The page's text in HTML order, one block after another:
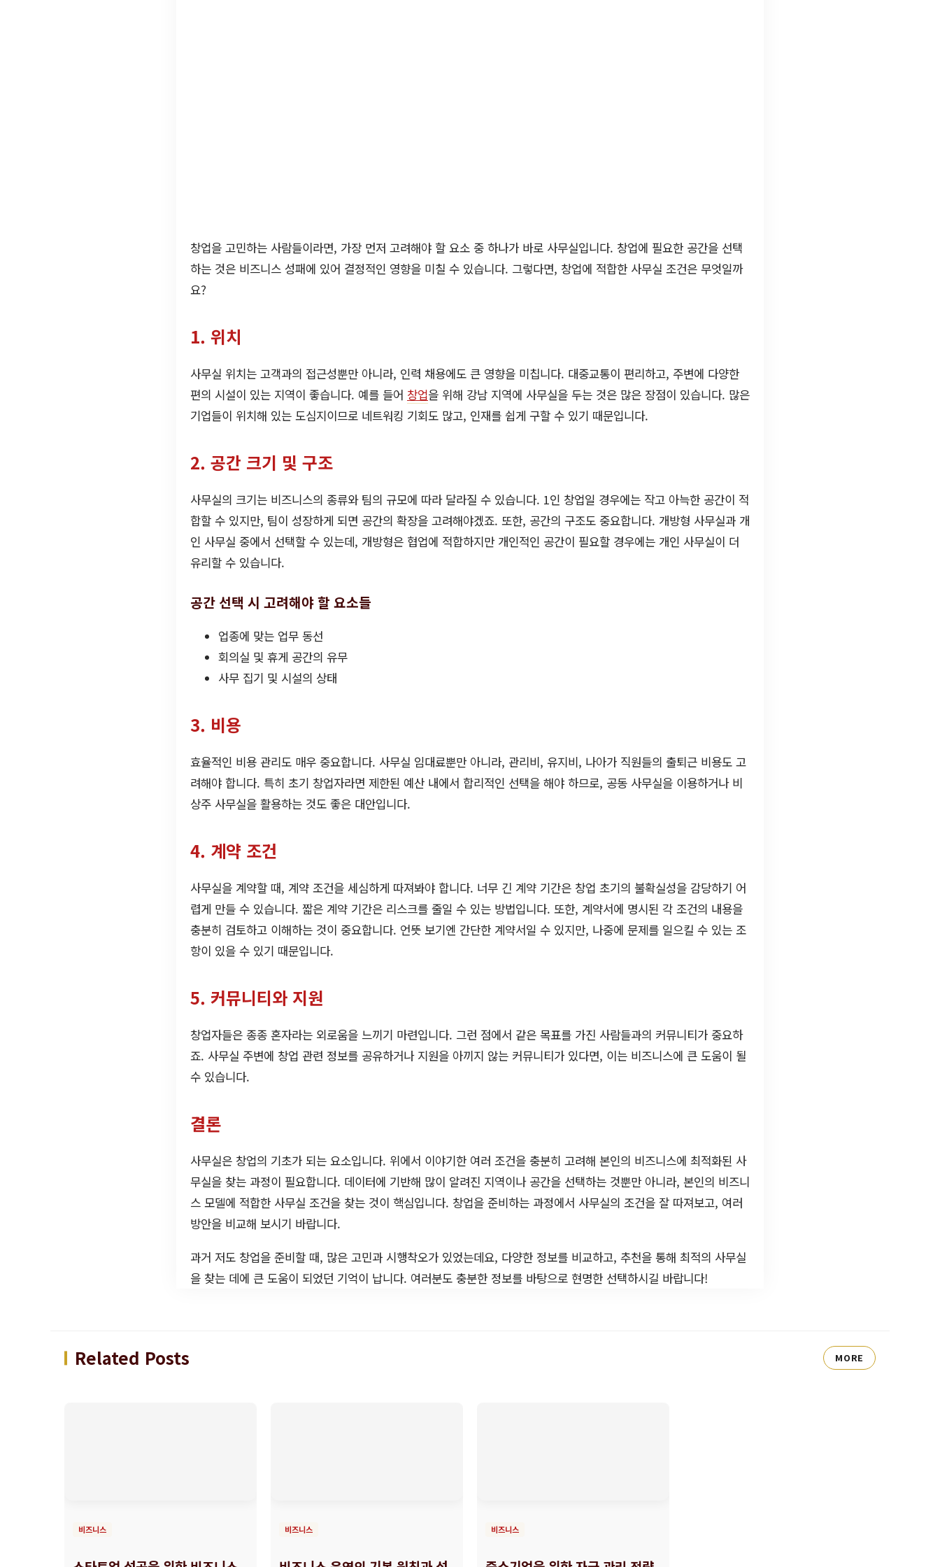
창업을 고민하는 사람들이라면, 가장 먼저 고려해야 할 요소 중 하나가 바로 사무실입니다. 창업에 필요한 공간을 선택
하는 것은 비즈니스 성패에 있어 결정적인 영향을 미칠 수 있습니다. 그렇다면, 창업에 적합한 사무실 조건은 무엇일까
요?
1. 위치
사무실 위치는 고객과의 접근성뿐만 아니라, 인력 채용에도 큰 영향을 미칩니다. 대중교통이 편리하고, 주변에 다양한
편의 시설이 있는 지역이 좋습니다. 예를 들어 창업을 위해 강남 지역에 사무실을 두는 것은 많은 장점이 있습니다. 많은
기업들이 위치해 있는 도심지이므로 네트워킹 기회도 많고, 인재를 쉽게 구할 수 있기 때문입니다.
2. 공간 크기 및 구조
사무실의 크기는 비즈니스의 종류와 팀의 규모에 따라 달라질 수 있습니다. 1인 창업일 경우에는 작고 아늑한 공간이 적
합할 수 있지만, 팀이 성장하게 되면 공간의 확장을 고려해야겠죠. 또한, 공간의 구조도 중요합니다. 개방형 사무실과 개
인 사무실 중에서 선택할 수 있는데, 개방형은 협업에 적합하지만 개인적인 공간이 필요할 경우에는 개인 사무실이 더
유리할 수 있습니다.
공간 선택 시 고려해야 할 요소들
업종에 맞는 업무 동선
회의실 및 휴게 공간의 유무
사무 집기 및 시설의 상태
3. 비용
효율적인 비용 관리도 매우 중요합니다. 사무실 임대료뿐만 아니라, 관리비, 유지비, 나아가 직원들의 출퇴근 비용도 고
려해야 합니다. 특히 초기 창업자라면 제한된 예산 내에서 합리적인 선택을 해야 하므로, 공동 사무실을 이용하거나 비
상주 사무실을 활용하는 것도 좋은 대안입니다.
4. 계약 조건
사무실을 계약할 때, 계약 조건을 세심하게 따져봐야 합니다. 너무 긴 계약 기간은 창업 초기의 불확실성을 감당하기 어
렵게 만들 수 있습니다. 짧은 계약 기간은 리스크를 줄일 수 있는 방법입니다. 또한, 계약서에 명시된 각 조건의 내용을
충분히 검토하고 이해하는 것이 중요합니다. 언뜻 보기엔 간단한 계약서일 수 있지만, 나중에 문제를 일으킬 수 있는 조
항이 있을 수 있기 때문입니다.
5. 커뮤니티와 지원
창업자들은 종종 혼자라는 외로움을 느끼기 마련입니다. 그런 점에서 같은 목표를 가진 사람들과의 커뮤니티가 중요하
죠. 사무실 주변에 창업 관련 정보를 공유하거나 지원을 아끼지 않는 커뮤니티가 있다면, 이는 비즈니스에 큰 도움이 될
수 있습니다.
결론
사무실은 창업의 기초가 되는 요소입니다. 위에서 이야기한 여러 조건을 충분히 고려해 본인의 비즈니스에 최적화된 사
무실을 찾는 과정이 필요합니다. 데이터에 기반해 많이 알려진 지역이나 공간을 선택하는 것뿐만 아니라, 본인의 비즈니
스 모델에 적합한 사무실 조건을 찾는 것이 핵심입니다. 창업을 준비하는 과정에서 사무실의 조건을 잘 따져보고, 여러
방안을 비교해 보시기 바랍니다.
과거 저도 창업을 준비할 때, 많은 고민과 시행착오가 있었는데요, 다양한 정보를 비교하고, 추천을 통해 최적의 사무실
을 찾는 데에 큰 도움이 되었던 기억이 납니다. 여러분도 충분한 정보를 바탕으로 현명한 선택하시길 바랍니다!
Related Posts MORE
비즈니스 비즈니스 비즈니스